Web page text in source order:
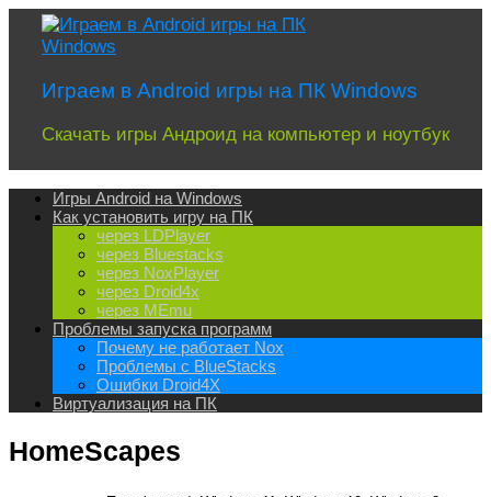
Перейти
содержимому
Играем в Android игры на ПК Windows
Скачать игры Андроид на компьютер и ноутбук
Игры Android на Windows
Как установить игру на ПК
через LDPlayer
через Bluestacks
через NoxPlayer
через Droid4x
через MEmu
Проблемы запуска программ
Почему не работает Nox
Проблемы с BlueStacks
Ошибки Droid4X
Виртуализация на ПК
HomeScapes